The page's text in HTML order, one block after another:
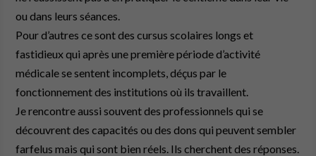
ou dans leurs séances.
Pour d’autres ce sont des cursus scolaires longs et
fastidieux qui après une première période d’activité
médicale se sentent incomplets, déçus par le
fonctionnement des institutions où ils travaillent.
Je rencontre aussi souvent des professionnels qui se
découvrent des capacités ou des dons qui peuvent sembler
farfelus mais qui sont bien réels. Ils cherchent des réponses.